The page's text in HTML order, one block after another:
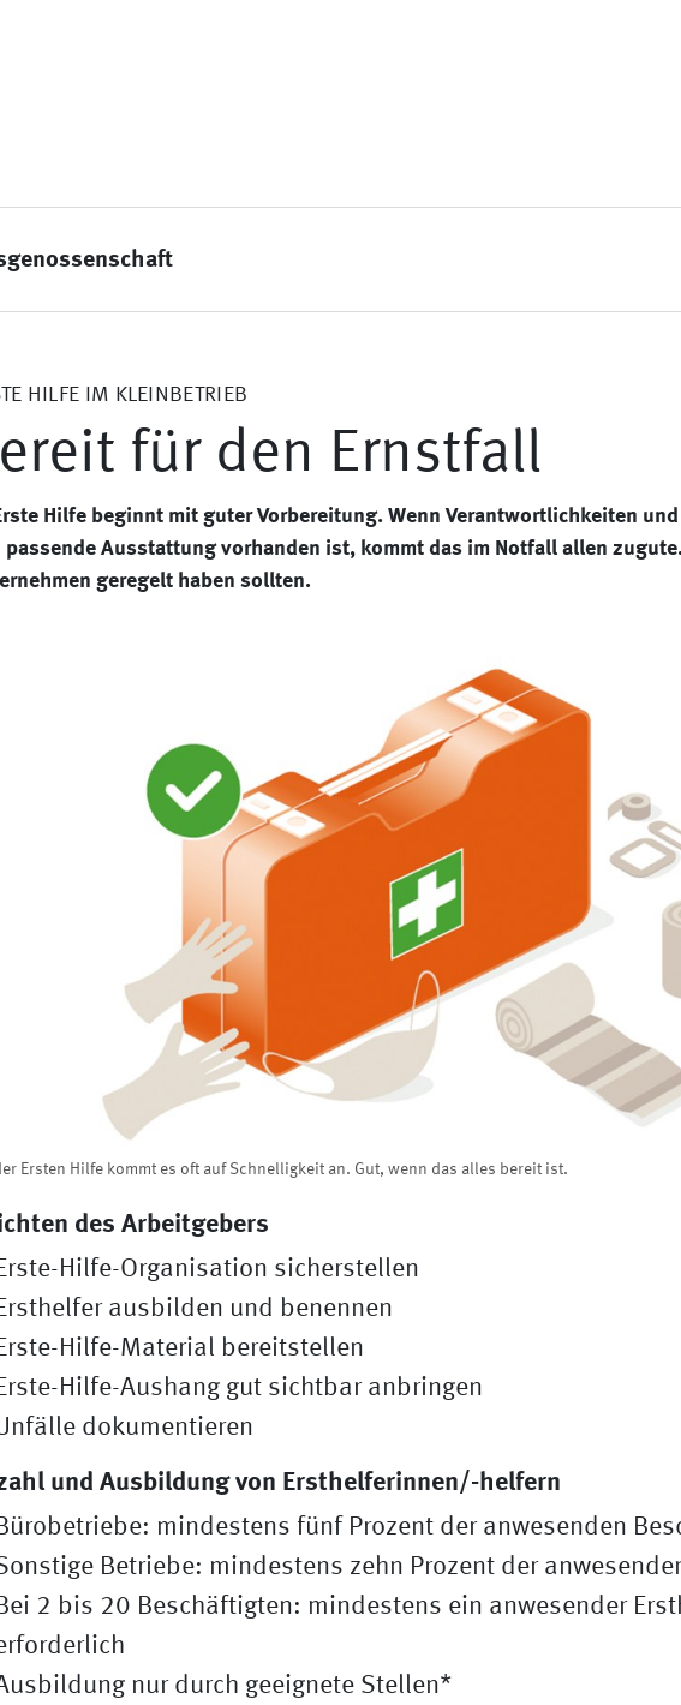
HILFE IM KLEINBETRIEB
für den Ernstfall
Hilfe beginnt mit guter Vorbereitung. Wenn Verantwortlichkeiten
passende Ausstattung vorhanden ist, kommt das im Notfall allen
geregelt haben sollten.
Ersten Hilfe kommt es oft auf Schnelligkeit an. Gut, wenn das alles bereit ist.
des Arbeitgebers
Hilfe-Organisation sicherstellen
ausbilden und benennen
Hilfe-Material bereitstellen
Hilfe-Aushang gut sichtbar anbringen
dokumentieren
und Ausbildung von Ersthelferinnen/-helfern
mindestens fünf Prozent der anwesenden
Betriebe: mindestens zehn Prozent der
2 bis 20 Beschäftigten: mindestens ein anwesender
nur durch geeignete Stellen*